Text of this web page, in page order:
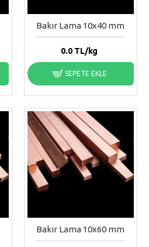
Bakır Lama 10x40 mm
0.0TL/kg
SEPETE EKLE
Bakır Lama 10x60 mm